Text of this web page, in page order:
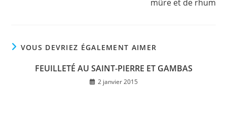
mûre et de rhum
VOUS DEVRIEZ ÉGALEMENT AIMER
FEUILLETÉ AU SAINT-PIERRE ET GAMBAS
2 janvier 2015